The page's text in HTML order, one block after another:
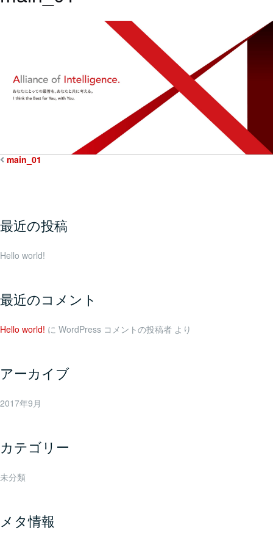
main_01
最近の投稿
Hello world!
最近のコメント
Hello world! に WordPress コメントの投稿者 より
アーカイブ
2017年9月
カテゴリー
未分類
メタ情報